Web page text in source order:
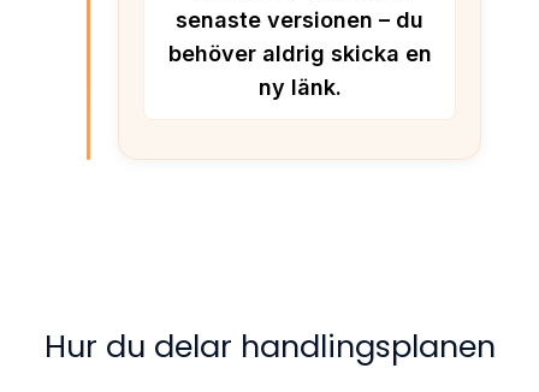
senaste versionen – du
behöver aldrig skicka en
ny länk.
Hur du delar handlingsplanen